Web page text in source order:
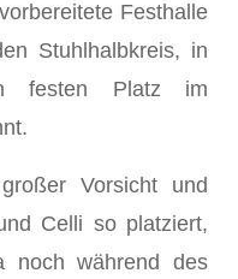
Festhalle
Stuhlhalbkreis, in
festen Platz im
Vorsicht und
Celli so platziert,
noch während des